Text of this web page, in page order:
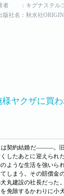
者 ：キグナステル
版社名：秋水社
ヤクザに買
は契約結婚だ―――。
したあとに迎えられ
ような生活を強いら
しまう。その賠償金
丸建設の社長だった
免除するかわりに小